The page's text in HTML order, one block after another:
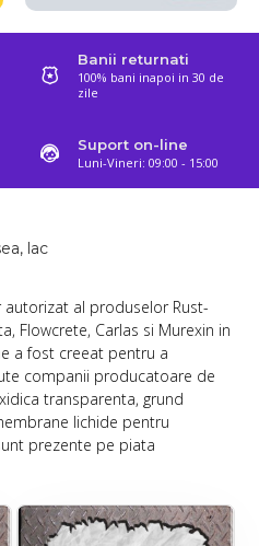
Banii returnati
100% bani inapoi in 30 de
zile
Suport on-line
Luni-Vineri: 09:00 - 15:00
lac
autorizat al produselor Rust-
Flowcrete, Carlas si Murexin in
a fost creeat pentru a
companii producatoare de
transparenta, grund
lichide pentru
prezente pe piata